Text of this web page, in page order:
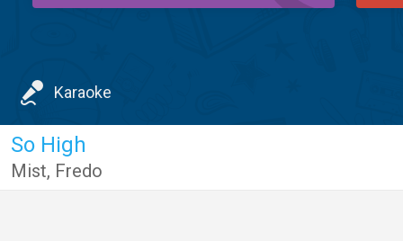
Karaoke
So High
Mist, Fredo